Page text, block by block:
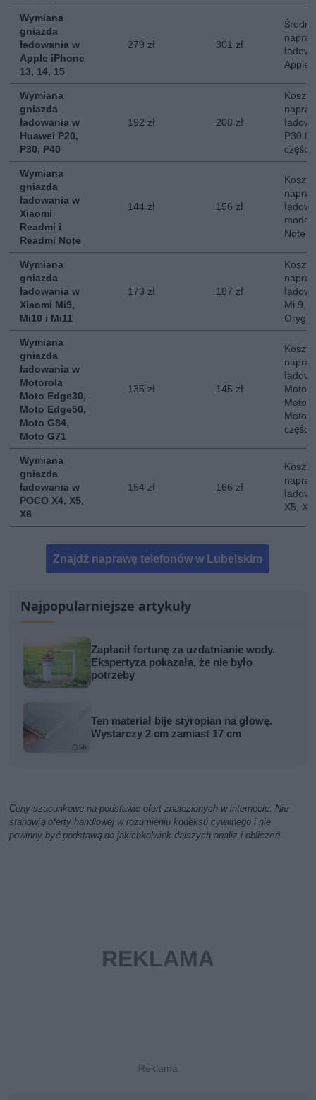
Wymiana
gniazda
ładowania w
Apple iPhone
13, 14, 15
279 zł 301 zł
Średni
Apple
Wymiana
gniazda
ładowania w
Huawei P20,
P30, P40
192 zł 208 zł
Koszt
P30
części
Wymiana
gniazda
ładowania w
Xiaomi
Readmi i
Readmi Note
144 zł 156 zł
Koszt
Note
Wymiana
gniazda
ładowania w
Xiaomi Mi9,
Mi10 i Mi11
173 zł 187 zł
Koszt
Mi 9,
Wymiana
gniazda
ładowania w
Motorola
Moto Edge30,
Moto Edge50,
Moto G84,
Moto G71
135 zł 145 zł
Koszt
Moto
Moto
części
Wymiana
gniazda
ładowania w
POCO X4, X5,
X6
154 zł 166 zł
Koszt
X5, X6
Znajdź naprawę telefonów w Lubelskim
Najpopularniejsze artykuły
Zapłacił fortunę za uzdatnianie wody.
Ekspertyza pokazała, że nie było
potrzeby
Ten materiał bije styropian na głowę.
Wystarczy 2 cm zamiast 17 cm
Ceny szacunkowe na podstawie ofert znalezionych w internecie. Nie
stanowią oferty handlowej w rozumieniu kodeksu cywilnego i nie
powinny być podstawą do jakichkolwiek dalszych analiz i obliczeń